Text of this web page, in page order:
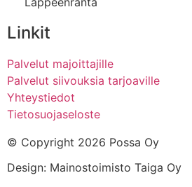
Linkit
Palvelut majoittajille
Palvelut siivouksia tarjoaville
Yhteystiedot
Tietosuojaseloste
© Copyright 2026 Possa Oy
Design: Mainostoimisto Taiga Oy